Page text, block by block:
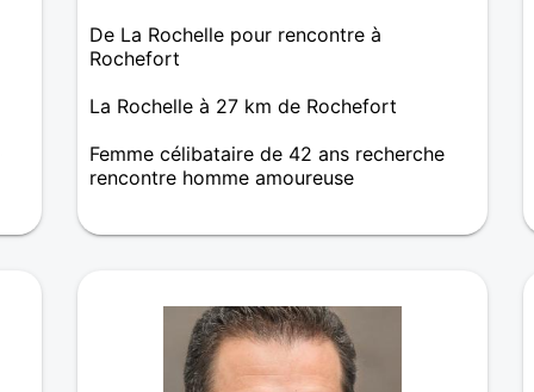
De La Rochelle pour rencontre à
Rochefort
La Rochelle à 27 km de Rochefort
Femme célibataire de 42 ans recherche
rencontre homme amoureuse
agréables mais en aucun cas des
aimant si possible.